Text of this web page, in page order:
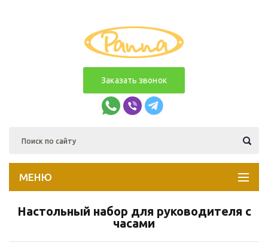
Заказать звонок
МЕНЮ
Настольный набор для руководителя с
часами